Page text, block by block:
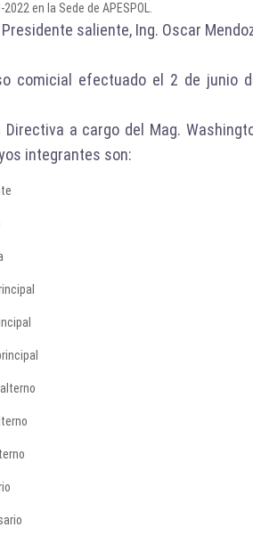
en la Sede de APESPOL.
saliente, Ing. Oscar
comicial efectuado el 2 de junio
a cargo del Mag.
integrantes son: